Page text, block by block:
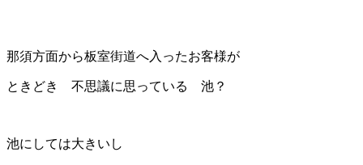
那須方面から板室街道へ入ったお客様が
ときどき 不思議に思っている 池？
池にしては大きいし